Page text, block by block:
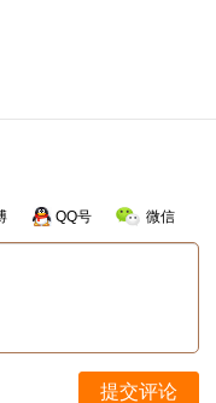
QQ号 微信
提交评论